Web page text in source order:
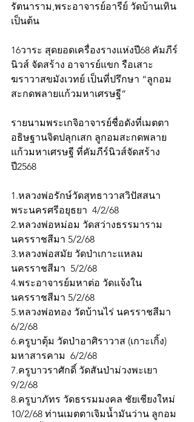
รัตนาราม,พระอาจารย์อารีย์ วัดบ้านเทิน
เป็นต้น
16วาระ สุดยอดเครื่องรางแห่งปี68 คัมภีร์
นิวส์ จัดสร้าง อาจารย์แขก รือเสาะ
ฆราวาสขมังเวทย์ เป็นที่ปรึกษา “ลูกอม
สะกดพลายแก้วมหาเศรษฐี”
รายนามพระเกจิอาจารย์ชื่อดังที่เมตตา
อธิษฐานจิตปลุกเสก ลูกอมสะกดพลาย
แก้วมหาเศรษฐี ที่คัมภีร์นิวส์จัดสร้าง
ปี2568
1.หลวงพ่อรักษ์วัดสุทธาวาสวิปัสสนา
พระนครศรีอยุธยา  4/2/68
2.หลวงพ่อหม่อม วัดสว่างธรรมาราม
นครราชสีมา 5/2/68
3.หลวงพ่อสมัย วัดป่าเกาะแหลม
นครราชสีมา  5/2/68
4.พระอาจารย์มหาต่อ วัดแจ้งใน
นครราชสีมา 5/2/68
5.หลวงพ่อทอง วัดบ้านไร่ นครราชสีมา
6/2/68
6.ครูบาตุ้ม วัดป่าอาศิราวาส (เกาะเกิ้ง)
มหาสารคาม  6/2/68
7.ครูบาวราศักดิ์ วัดสันป่าม่วงพะเยา
9/2/68
8.ครูบาภัทร วัดธรรมมงคล ชัยเชียงใหม่
10/2/68 ท่านเมตตาเจิมน้ำมันว่าน ลูกอม